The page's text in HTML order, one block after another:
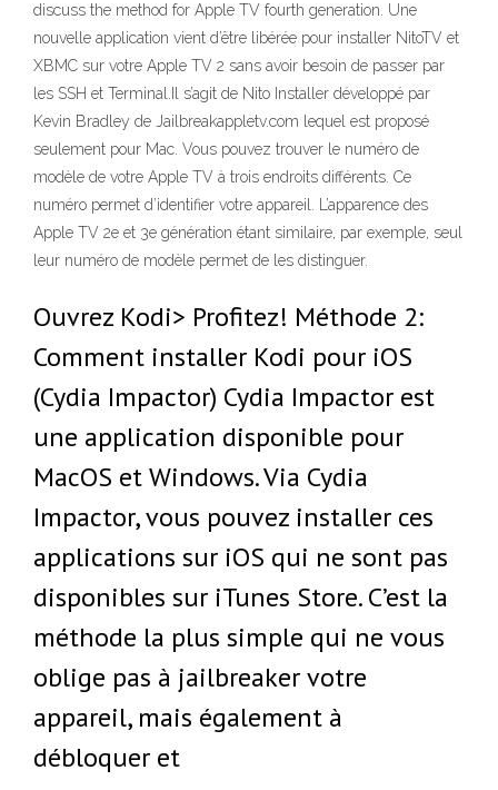
discuss the method for Apple TV fourth generation. Une
nouvelle application vient d’être libérée pour installer NitoTV et
XBMC sur votre Apple TV 2 sans avoir besoin de passer par
les SSH et Terminal.Il s’agit de Nito Installer développé par
Kevin Bradley de Jailbreakappletv.com lequel est proposé
seulement pour Mac. Vous pouvez trouver le numéro de
modèle de votre Apple TV à trois endroits différents. Ce
numéro permet d’identifier votre appareil. L’apparence des
Apple TV 2e et 3e génération étant similaire, par exemple, seul
leur numéro de modèle permet de les distinguer.
Ouvrez Kodi> Profitez! Méthode 2:
Comment installer Kodi pour iOS
(Cydia Impactor) Cydia Impactor est
une application disponible pour
MacOS et Windows. Via Cydia
Impactor, vous pouvez installer ces
applications sur iOS qui ne sont pas
disponibles sur iTunes Store. C’est la
méthode la plus simple qui ne vous
oblige pas à jailbreaker votre
appareil, mais également à
débloquer et